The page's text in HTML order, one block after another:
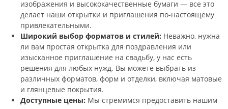
изображения и высококачественные бумаги — все это
делает наши открытки и приглашения по-настоящему
привлекательными.
Широкий выбор форматов и стилей: Неважно, нужна
ли вам простая открытка для поздравления или
изысканное приглашение на свадьбу, у нас есть
решения для любых нужд. Вы можете выбрать из
различных форматов, форм и отделки, включая матовые
и глянцевые покрытия.
Доступные цены: Мы стремимся предоставить нашим